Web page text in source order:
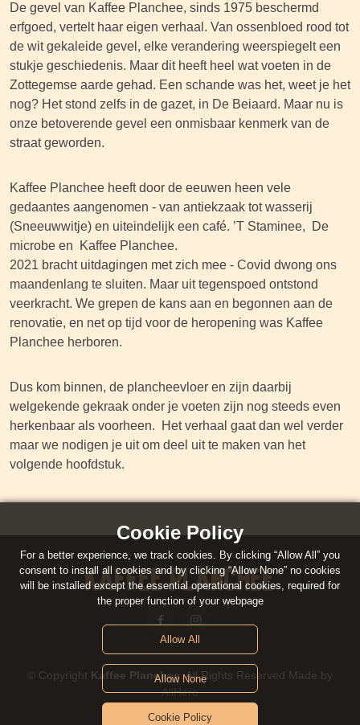
De gevel van Kaffee Planchee, sinds 1975 beschermd
erfgoed, vertelt haar eigen verhaal. Van ossenbloed rood tot
de wit gekaleide gevel, elke verandering weerspiegelt een
stukje geschiedenis. Maar dit heeft heel wat voeten in de
Zottegemse aarde gehad. Een schande was het, weet je het
nog? Het stond zelfs in de gazet, in De Beiaard. Maar nu is
onze betoverende gevel een onmisbaar kenmerk van de
straat geworden.
Kaffee Planchee heeft door de eeuwen heen vele
gedaantes aangenomen - van antiekzaak tot wasserij
(Sneeuwwitje) en uiteindelijk een café. ’T Staminee, De
microbe en Kaffee Planchee.
2021 bracht uitdagingen met zich mee - Covid dwong ons
maandenlang te sluiten. Maar uit tegenspoed ontstond
veerkracht. We grepen de kans aan en begonnen aan de
renovatie, en net op tijd voor de heropening was Kaffee
Planchee herboren.
Dus kom binnen, de plancheevloer en zijn daarbij
welgekende gekraak onder je voeten zijn nog steeds even
herkenbaar als voorheen. Het verhaal gaat dan wel verder
maar we nodigen je uit om deel uit te maken van het
volgende hoofdstuk.
Kaffee Planchee
© Copyright Kaffee Planchee . All Rights Reserved Made by
AllHero
Cookie Policy
For a better experience, we track cookies. By clicking “Allow All” you
consent to install all cookies and by clicking “Allow None” no cookies
will be installed except the essential operational cookies, required for
the proper function of your webpage
Allow All
Allow None
Cookie Policy